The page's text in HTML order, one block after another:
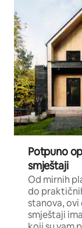
Potpuno
smještaji
Od mirnih
do
stanova,
smještaji